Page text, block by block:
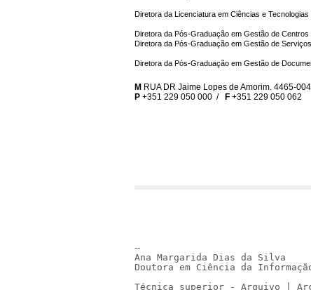
Diretora da Licenciatura em Ciências e
Diretora da Pós-Graduação em Gestão de
Diretora da Pós-Graduação em Gestão de
Diretora da Pós-Graduação em Gestão de
M RUA DR Jaime Lopes de Amorim. 4465-
P +351 229 050 000 / F +351 229 050 062
--
Ana Margarida Dias da Silva
Doutora em Ciência da
Técnica superior - Arquivo |